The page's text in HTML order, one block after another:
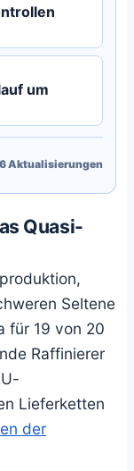
um
6Aktualisierungen
Quasi-
Seltene
für 19 von 20
Raffinierer
Lieferketten
der